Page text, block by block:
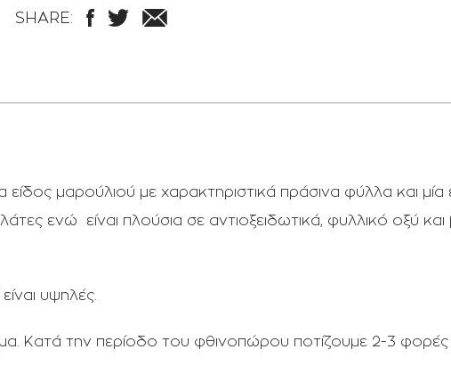
SHARE:
μαρούλιού με χαρακτηριστικά πράσινα φύλλα και μία
ενώ είναι πλούσια σε αντιοξειδωτικά, φυλλικό οξύ και
υψηλές.
Κατά την περίοδο του φθινοπώρου ποτίζουμε 2-3